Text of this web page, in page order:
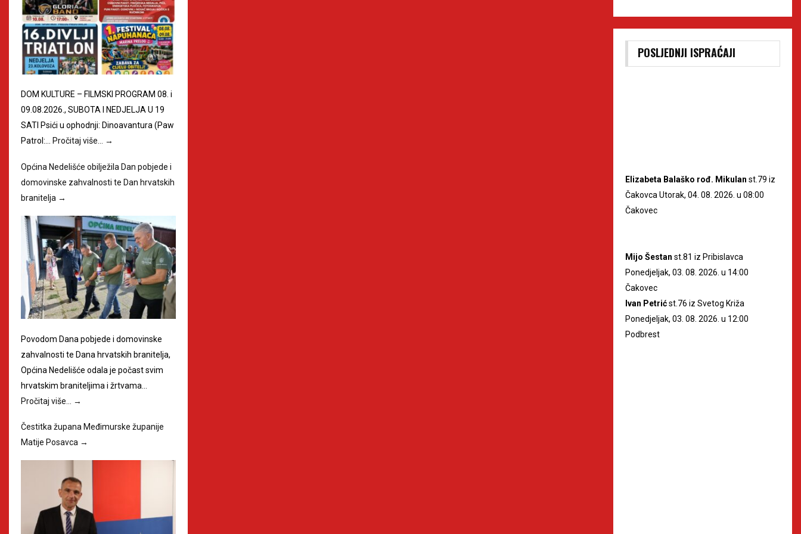
DOM KULTURE – FILMSKI PROGRAM 08. i
09.08.2026., SUBOTA I NEDJELJA U 19
SATI Psići u ophodnji: Dinoavantura (Paw
Patrol:… Pročitaj više… →
Općina Nedelišće obilježila Dan pobjede i
domovinske zahvalnosti te Dan hrvatskih
branitelja →
Povodom Dana pobjede i domovinske
zahvalnosti te Dana hrvatskih branitelja,
Općina Nedelišće odala je počast svim
hrvatskim braniteljima i žrtvama…
Pročitaj više…
→
Čestitka župana Međimurske županije
Matije Posavca →
POSLJEDNJI ISPRAĆAJI
Elizabeta Balaško rođ. Mikulan st.79 iz
Čakovca Utorak, 04. 08. 2026. u 08:00
Čakovec
Mijo Šestan st.81 iz Pribislavca
Ponedjeljak, 03. 08. 2026. u 14:00
Čakovec
Ivan Petrićst.76 iz Svetog Križa
Ponedjeljak, 03. 08. 2026. u 12:00
Podbrest